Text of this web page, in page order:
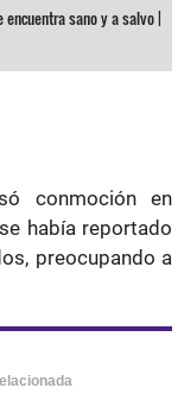
sano y a salvo |
conmoción en
había reportado
preocupando a